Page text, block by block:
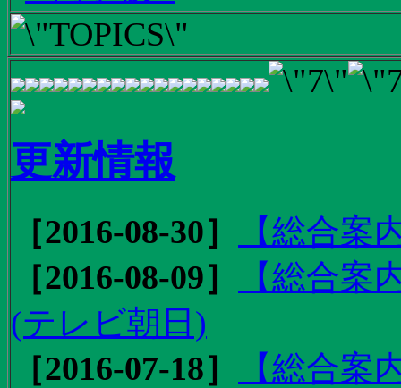
更新情報
［2016-08-30］
【総合
［2016-08-09］
【総合
(テレビ朝日)
［2016-07-18］
【総合案